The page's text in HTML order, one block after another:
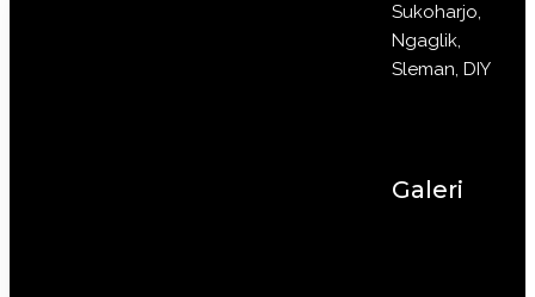
Sukoharjo,
Ngaglik,
Sleman, DIY
Galeri